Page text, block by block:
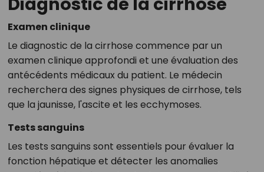
Examen clinique
Le diagnostic de la cirrhose commence par un
examen clinique approfondi et une évaluation des
antécédents médicaux du patient. Le médecin
recherchera des signes physiques de cirrhose, tels
que la jaunisse, l'ascite et les ecchymoses.
Tests sanguins
Les tests sanguins sont essentiels pour évaluer la
fonction hépatique et détecter les anomalies